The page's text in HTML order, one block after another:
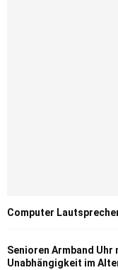
Computer
Senioren Armband Uhr
Unabhängigkeit im